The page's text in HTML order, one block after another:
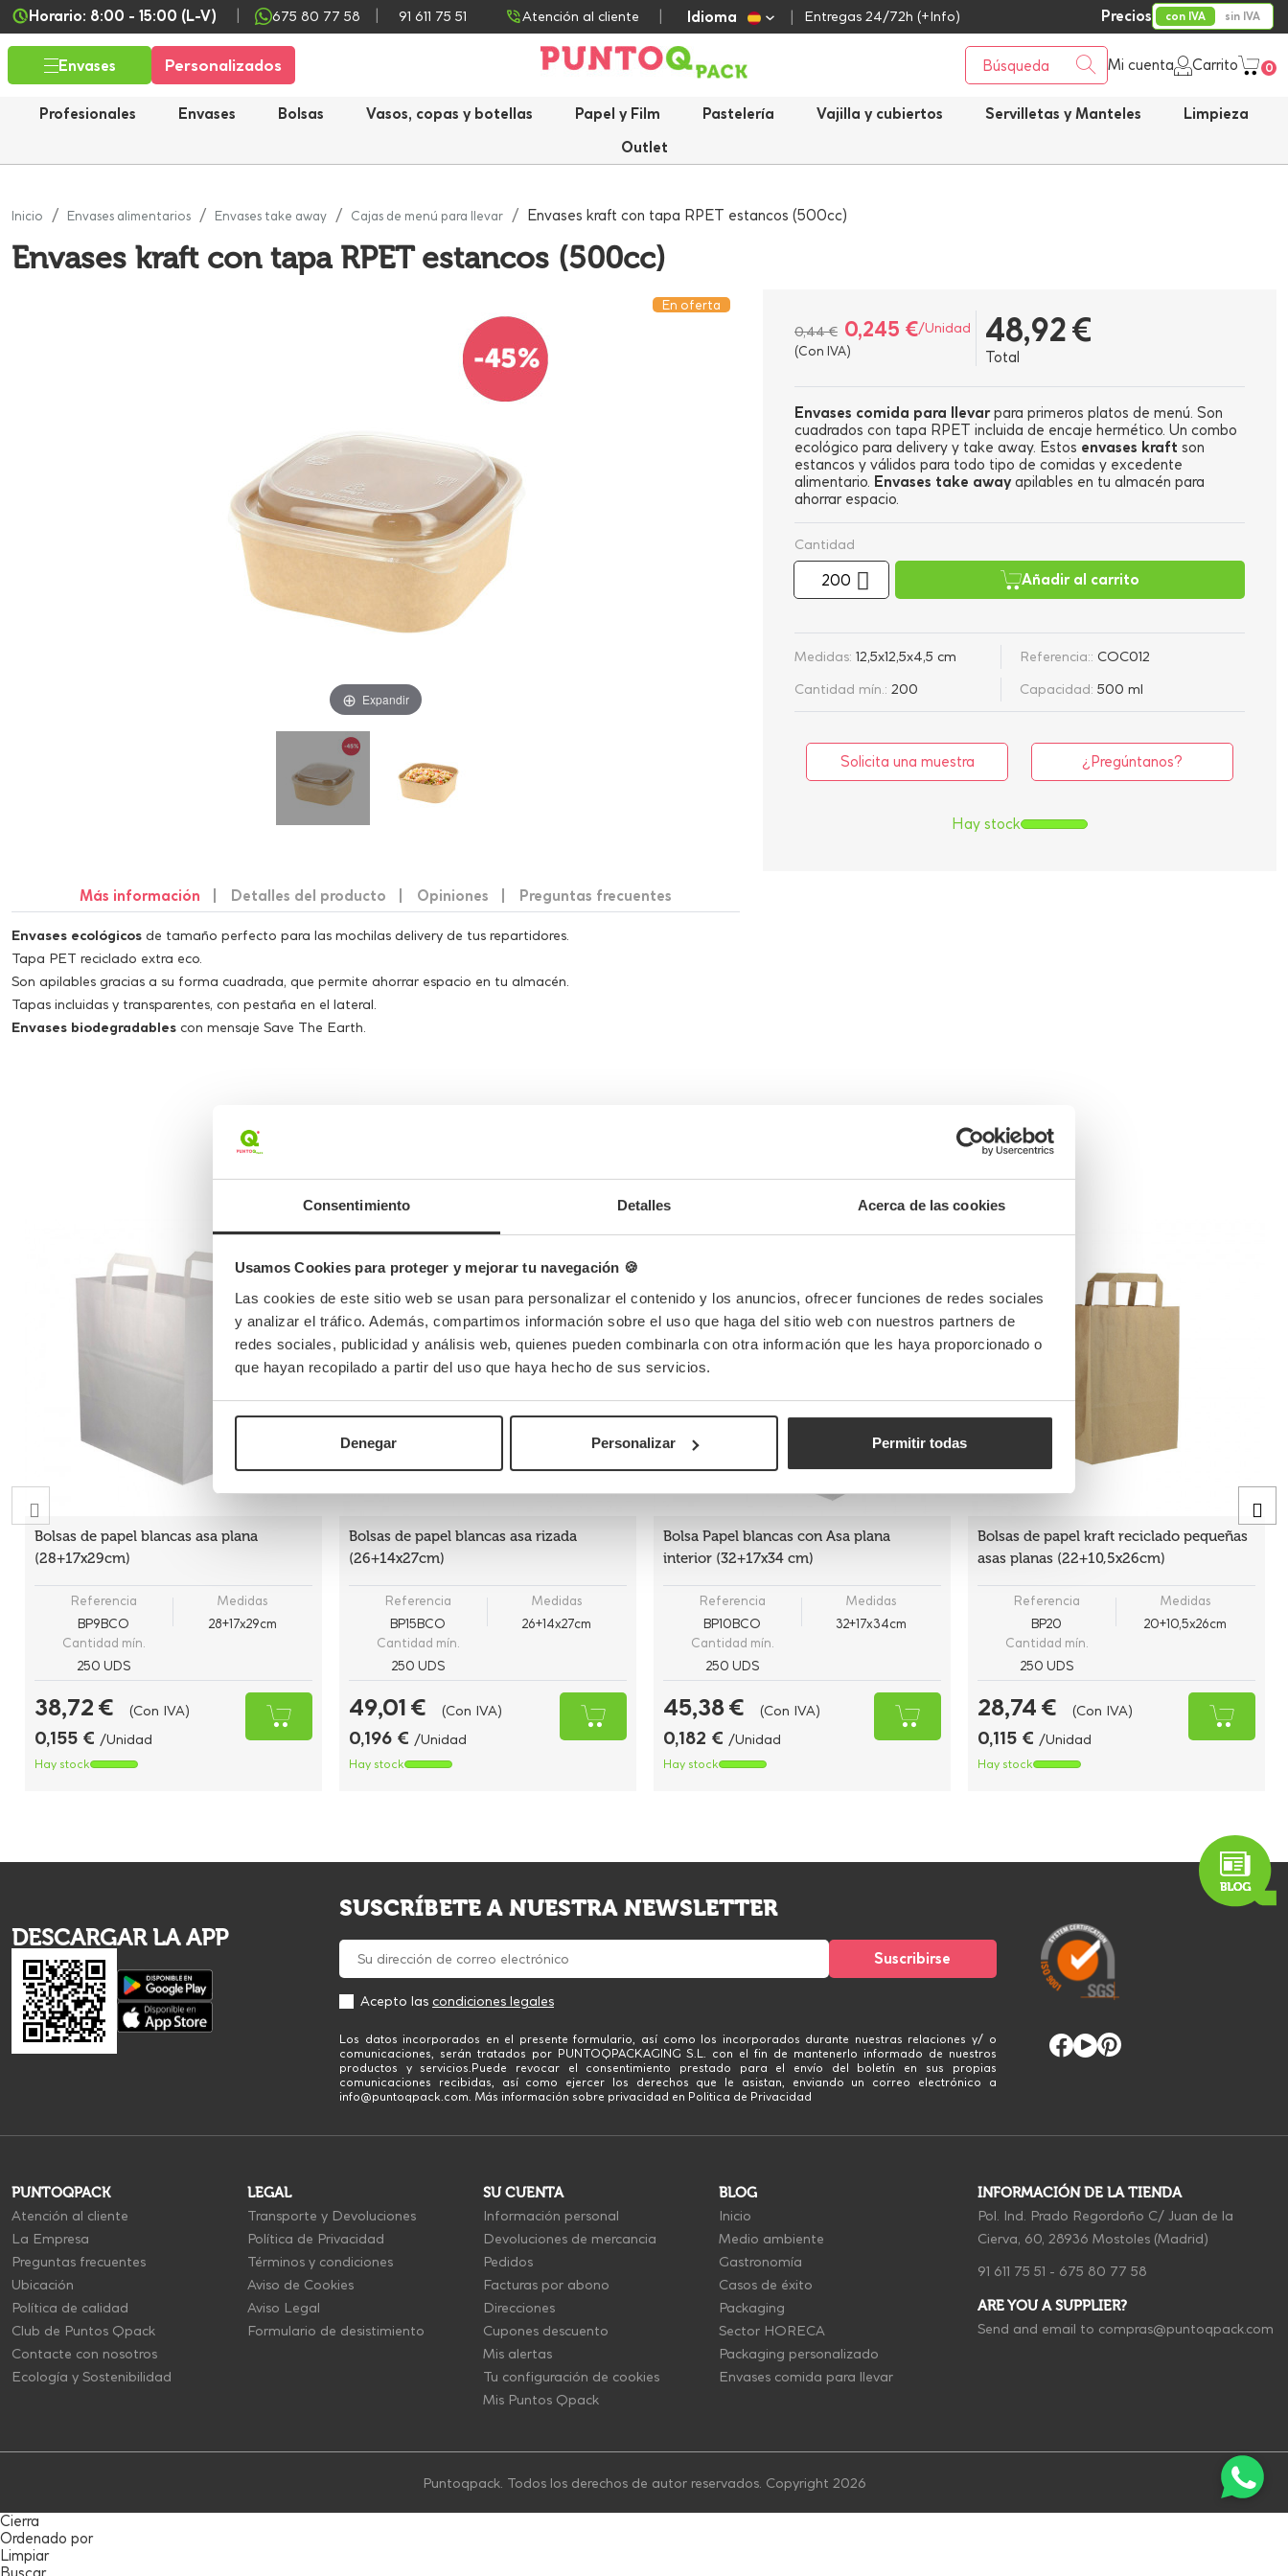
Consentimiento Detalles Acerca de las cookies
Usamos Cookies para proteger y mejorar tu navegación 🍪
Las cookies de este sitio web se usan para personalizar el contenido y los anuncios, ofrecer funciones de redes sociales
y analizar el tráfico. Además, compartimos información sobre el uso que haga del sitio web con nuestros partners de
redes sociales, publicidad y análisis web, quienes pueden combinarla con otra información que les haya proporcionado o
que hayan recopilado a partir del uso que haya hecho de sus servicios.
Denegar Personalizar Permitir todas
Horario: 8:00 - 15:00 (L-V) 675 80 77 58 91 611 75 51 Atención al cliente Idioma Precios con IVA sin IVA
Entregas 24/72h (+Info)
Envases Personalizados Mi cuenta Carrito 0
Profesionales Envases Bolsas Vasos, copas y botellas Papel y Film Pastelería Vajilla y cubiertos Servilletas y Manteles
Limpieza
Outlet
Inicio Envases alimentarios Envases take away Cajas de menú para llevar Envases kraft con tapa RPET estancos (500cc)
Envases kraft con tapa RPET estancos (500cc)
En oferta
Expandir
Más información Detalles del producto Opiniones Preguntas frecuentes
Envases ecológicos de tamaño perfecto para las mochilas delivery de tus repartidores.
Tapa PET reciclado extra eco.
Son apilables gracias a su forma cuadrada, que permite ahorrar espacio en tu almacén.
Tapas incluidas y transparentes, con pestaña en el lateral.
Envases biodegradables con mensaje Save The Earth.
0,44 € 0,245 €/Unidad
(Con IVA)
48,92 €
Total
Envases comida para llevarpara primeros platos de menú. Son
cuadrados con tapa RPET incluida de encaje hermético. Un combo
ecológico para delivery y take away. Estos envases kraft son
estancos y válidos para todo tipo de comidas y excedente
alimentario. Envases take awayapilables en tu almacén para
ahorrar espacio.
Cantidad
Añadir al carrito
Medidas: 12,5x12,5x4,5 cm Referencia:: COC012
Cantidad mín.: 200 Capacidad: 500 ml
Solicita una muestra ¿Pregúntanos?
Hay stock
Completa tu pedido
Bolsas de papel blancas asa plana
(28+17x29cm)
Referencia
BP9BCO
Medidas
28+17x29cm
Cantidad mín.
250 UDS
38,72 € (Con IVA)
0,155 € /Unidad
Hay stock
Bolsas de papel blancas asa rizada
(26+14x27cm)
Referencia
BP15BCO
Medidas
26+14x27cm
Cantidad mín.
250 UDS
49,01 € (Con IVA)
0,196 € /Unidad
Hay stock
Bolsa Papel blancas con Asa plana
interior (32+17x34 cm)
Referencia
BP10BCO
Medidas
32+17x34cm
Cantidad mín.
250 UDS
45,38 € (Con IVA)
0,182 € /Unidad
Hay stock
Bolsas de papel kraft reciclado pequeñas
asas planas (22+10,5x26cm)
Referencia
BP20
Medidas
20+10,5x26cm
Cantidad mín.
250 UDS
28,74 € (Con IVA)
0,115 € /Unidad
Hay stock
DESCARGAR LA APP
SUSCRÍBETE A NUESTRA NEWSLETTER
Acepto las condiciones legales
Los datos incorporados en el presente formulario, así como los incorporados durante nuestras relaciones y/ o
comunicaciones, serán tratados por PUNTOQPACKAGING S.L. con el fin de mantenerlo informado de nuestros
productos y servicios.Puede revocar el consentimiento prestado para el envío del boletín en sus propias
comunicaciones recibidas, así como ejercer los derechos que le asistan, enviando un correo electrónico a
info@puntoqpack.com. Más información sobre privacidad en Politica de Privacidad
PUNTOQPACK
Atención al cliente
La Empresa
Preguntas frecuentes
Ubicación
Política de calidad
Club de Puntos Qpack
Contacte con nosotros
Ecología y Sostenibilidad
LEGAL
Transporte y Devoluciones
Política de Privacidad
Términos y condiciones
Aviso de Cookies
Aviso Legal
Formulario de desistimiento
SU CUENTA
Información personal
Devoluciones de mercancia
Pedidos
Facturas por abono
Direcciones
Cupones descuento
Mis alertas
Tu configuración de cookies
Mis Puntos Qpack
BLOG
Inicio
Medio ambiente
Gastronomía
Casos de éxito
Packaging
Sector HORECA
Packaging personalizado
Envases comida para llevar
INFORMACIÓN DE LA TIENDA
Pol. Ind. Prado Regordoño C/ Juan de la
Cierva, 60, 28936 Mostoles (Madrid)
91 611 75 51 - 675 80 77 58
ARE YOU A SUPPLIER?
Send and email to compras@puntoqpack.com
Puntoqpack. Todos los derechos de autor reservados. Copyright 2026
Cierra
Ordenado por
Limpiar